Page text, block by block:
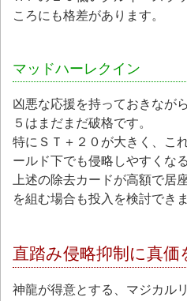
ころにも格差があります。
マッドハーレクイン
凶悪な応援を持っておきなが
５はまだまだ破格です。
特にＳＴ＋２０が大きく、こ
ールド下でも侵略しやすくな
上述の除去カードが高額で居
を組む場合も投入を検討できま
直踏み侵略抑制に真価
神龍が得意とする、マジカル